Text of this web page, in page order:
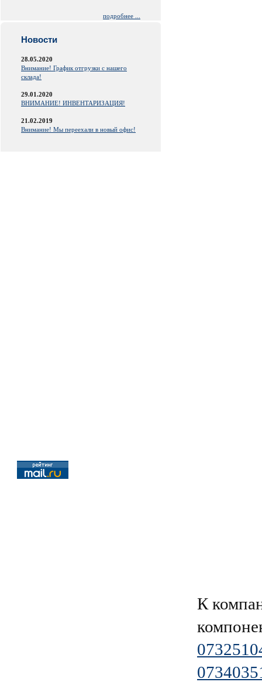
подробнее ...
Новости
28.05.2020
Внимание! График отгрузки с нашего
склада!
29.01.2020
ВНИМАНИЕ! ИНВЕНТАРИЗАЦИЯ!
21.02.2019
Внимание! Мы переехали в новый офис!
К